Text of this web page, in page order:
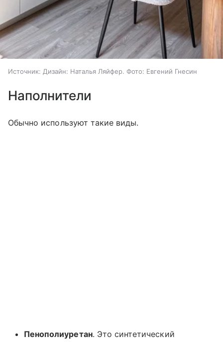
Источник: Дизайн: Наталья Ляйфер. Фото: Евгений Гнесин
Наполнители
Обычно используют такие виды.
Пенополиуретан. Это синтетический